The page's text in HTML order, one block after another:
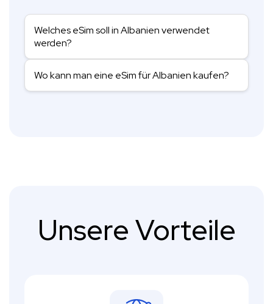
Welches eSim soll in Albanien verwendet
werden?
Wo kann man eine eSim für Albanien kaufen?
Unsere Vorteile